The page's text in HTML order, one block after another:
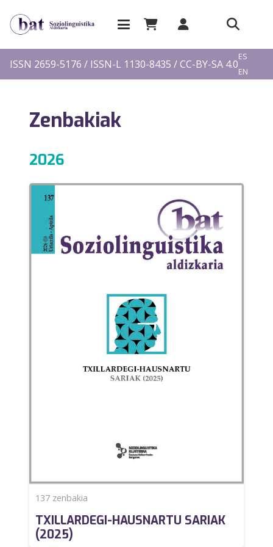
ISSN 2659-5176 / ISSN-L 1130-8435 / CC-BY-SA 4.0
ES
EN
Zenbakiak
2026
137 zenbakia
TXILLARDEGI-HAUSNARTU SARIAK
(2025)